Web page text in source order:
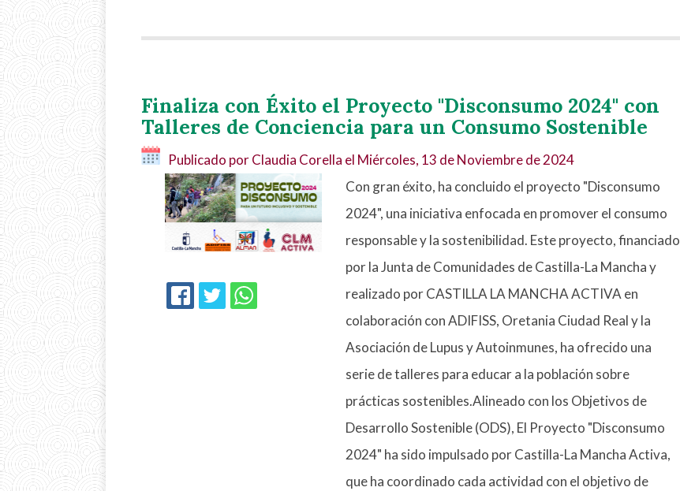
Finaliza con Éxito el Proyecto "Disconsumo 2024" con
Talleres de Conciencia para un Consumo Sostenible
Publicado por Claudia Corella el Miércoles, 13 de Noviembre de 2024
FACEBOOK
TWITTER
Con gran éxito, ha concluido el proyecto "Disconsumo
2024", una iniciativa enfocada en promover el consumo
responsable y la sostenibilidad. Este proyecto, financiado
por la Junta de Comunidades de Castilla-La Mancha y
realizado por CASTILLA LA MANCHA ACTIVA en
colaboración con ADIFISS, Oretania Ciudad Real y la
Asociación de Lupus y Autoinmunes, ha ofrecido una
serie de talleres para educar a la población sobre
prácticas sostenibles.Alineado con los Objetivos de
Desarrollo Sostenible (ODS), El Proyecto "Disconsumo
2024" ha sido impulsado por Castilla-La Mancha Activa,
que ha coordinado cada actividad con el objetivo de